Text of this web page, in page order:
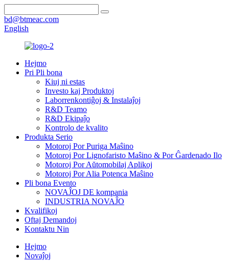
bd@btmeac.com
English
Hejmo
Pri Pli bona
Kiuj ni estas
Investo kaj Produktoj
Laborrenkontiĝoj & Instalaĵoj
R&D Teamo
R&D Ekipaĵo
Kontrolo de kvalito
Produkta Serio
Motoroj Por Puriga Maŝino
Motoroj Por Lignofaristo Maŝino & Por Ĝardenado Ilo
Motoroj Por Aŭtomobilaj Aplikoj
Motoroj Por Alia Potenca Maŝino
Pli bona Evento
NOVAĴOJ DE kompania
INDUSTRIA NOVAĴO
Kvalifikoj
Oftaj Demandoj
Kontaktu Nin
Hejmo
Novaĵoj